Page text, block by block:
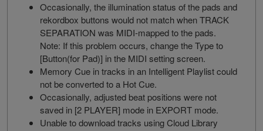
Occasionally, the illumination status of the pads and
rekordbox buttons would not match when TRACK
SEPARATION was MIDI-mapped to the pads.
Note: If this problem occurs, change the Type to
[Button(for Pad)] in the MIDI setting screen.
Memory Cue in tracks in an Intelligent Playlist could
not be converted to a Hot Cue.
Occasionally, adjusted beat positions were not
saved in [2 PLAYER] mode in EXPORT mode.
Unable to download tracks using Cloud Library